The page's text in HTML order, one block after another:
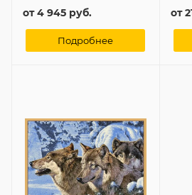
от4 945 руб.
Подробнее
от